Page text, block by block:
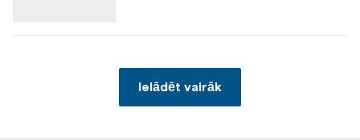
Ielādēt vairāk